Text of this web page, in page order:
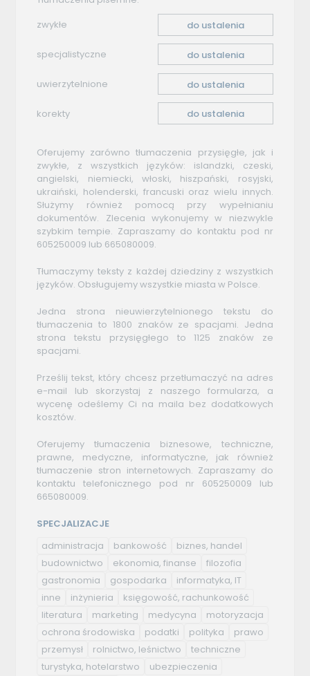
zwykłe
do ustalenia
specjalistyczne do ustalenia
uwierzytelnione do ustalenia
korekty do ustalenia
Oferujemy zarówno tłumaczenia przysięgłe, jak i
zwykłe, z wszystkich języków: islandzki, czeski,
angielski, niemiecki, włoski, hiszpański, rosyjski,
ukraiński, holenderski, francuski oraz wielu innych.
Służymy również pomocą przy wypełnianiu
dokumentów. Zlecenia wykonujemy w niezwykle
szybkim tempie. Zapraszamy do kontaktu pod nr
605250009 lub 665080009.
Tłumaczymy teksty z każdej dziedziny z wszystkich
języków. Obsługujemy wszystkie miasta w Polsce.
Jedna strona nieuwierzytelnionego tekstu do
tłumaczenia to 1800 znaków ze spacjami. Jedna
strona tekstu przysięgłego to 1125 znaków ze
spacjami.
Prześlij tekst, który chcesz przetłumaczyć na adres
e-mail lub skorzystaj z naszego formularza, a
wycenę odeślemy Ci na maila bez dodatkowych
kosztów.
Oferujemy tłumaczenia biznesowe, techniczne,
prawne, medyczne, informatyczne, jak również
tłumaczenie stron internetowych. Zapraszamy do
kontaktu telefonicznego pod nr 605250009 lub
665080009.
SPECJALIZACJE
administracja
bankowość
biznes, handel
budownictwo
ekonomia, finanse
filozofia
gastronomia
gospodarka
informatyka, IT
inne
inżynieria
księgowość, rachunkowość
literatura
marketing medycyna
motoryzacja
ochrona środowiska
podatki polityka
prawo
przemysł
rolnictwo, leśnictwo
techniczne
turystyka, hotelarstwo
ubezpieczenia